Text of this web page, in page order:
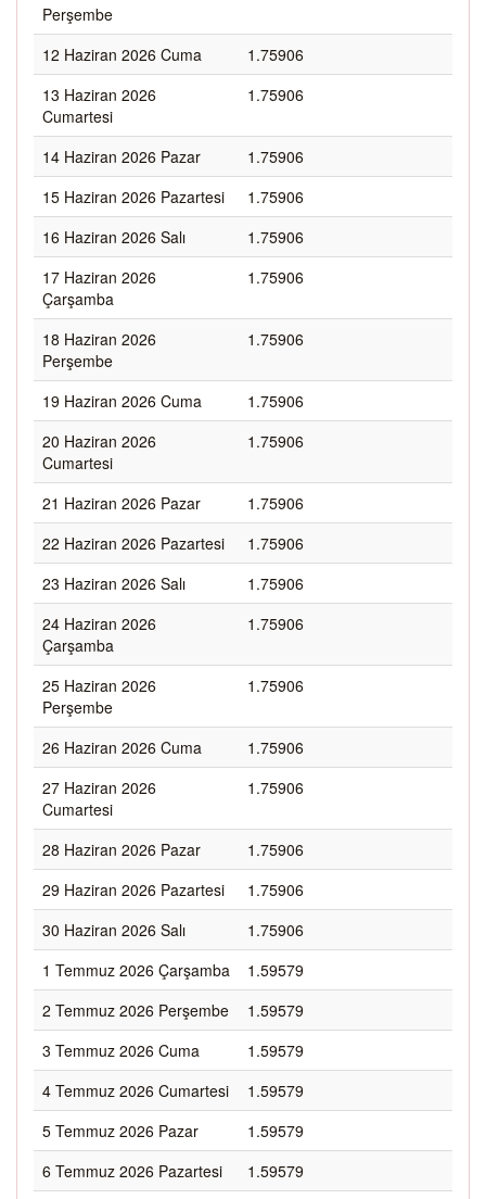
Perşembe
12 Haziran 2026 Cuma
1.75906
13 Haziran 2026
Cumartesi
1.75906
14 Haziran 2026 Pazar
1.75906
15 Haziran 2026 Pazartesi
1.75906
16 Haziran 2026 Salı
1.75906
17 Haziran 2026
Çarşamba
1.75906
18 Haziran 2026
Perşembe
1.75906
19 Haziran 2026 Cuma
1.75906
20 Haziran 2026
Cumartesi
1.75906
21 Haziran 2026 Pazar
1.75906
22 Haziran 2026 Pazartesi
1.75906
23 Haziran 2026 Salı
1.75906
24 Haziran 2026
Çarşamba
1.75906
25 Haziran 2026
Perşembe
1.75906
26 Haziran 2026 Cuma
1.75906
27 Haziran 2026
Cumartesi
1.75906
28 Haziran 2026 Pazar
1.75906
29 Haziran 2026 Pazartesi
1.75906
30 Haziran 2026 Salı
1.75906
1 Temmuz 2026 Çarşamba
1.59579
2 Temmuz 2026 Perşembe
1.59579
3 Temmuz 2026 Cuma
1.59579
4 Temmuz 2026 Cumartesi
1.59579
5 Temmuz 2026 Pazar
1.59579
6 Temmuz 2026 Pazartesi
1.59579